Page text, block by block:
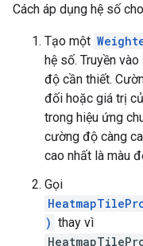
Cách áp dụng hệ số
Tạo một
hệ số. Truyền vào
độ cần thiết.
đối hoặc giá trị
trong hiệu ứng
cường độ càng
cao nhất là màu
Gọi
) thay vì